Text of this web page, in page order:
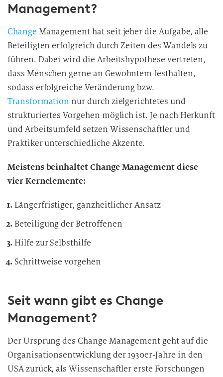
Management?
Change Management hat seit jeher die Aufgabe, alle
Beteiligten erfolgreich durch Zeiten des Wandels zu
führen. Dabei wird die Arbeitshypothese vertreten,
dass Menschen gerne an Gewohntem festhalten,
sodass erfolgreiche Veränderung bzw.
Transformation nur durch zielgerichtetes und
strukturiertes Vorgehen möglich ist. Je nach Herkunft
und Arbeitsumfeld setzen Wissenschaftler und
Praktiker unterschiedliche Akzente.
Meistens beinhaltet Change Management diese
vier Kernelemente:
Längerfristiger, ganzheitlicher Ansatz
Beteiligung der Betroffenen
Hilfe zur Selbsthilfe
Schrittweise vorgehen
Seit wann gibt es Change
Management?
Der Ursprung des Change Management geht auf die
Organisationsentwicklung der 1930er-Jahre in den
USA zurück, als Wissenschaftler erste Forschungen